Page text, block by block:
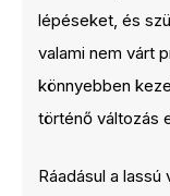
lépéseket, és
valami nem várt
könnyebben
történő változás
Ráadásul a